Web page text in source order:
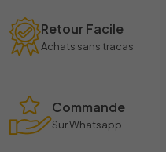
Retour Facile
Achats sans tracas
Commande
Sur Whatsapp